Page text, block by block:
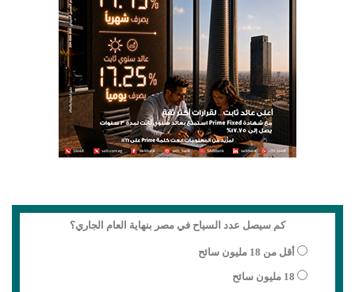
كم سيصل عدد السياح في مصر بنهاية العام الجاري؟
أقل من 18 مليون سائح
18 مليون سائح